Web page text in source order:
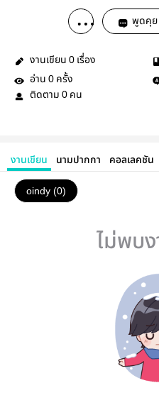
พูดคุย
งานเขียน 0 เรื่อง
อ่าน 0 ครั้ง
ติดตาม 0 คน
งานเขียน นามปากกา คอลเลคชัน
oindy (0)
ไม่พบ